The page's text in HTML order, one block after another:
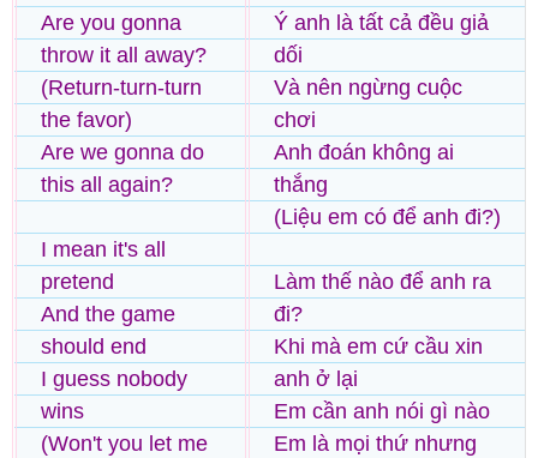
Are you gonna
throw it all away?
(Return-turn-turn
the favor)
Are we gonna do
this all again?
I mean it's all
pretend
And the game
should end
I guess nobody
wins
(Won't you let me
Ý anh là tất cả đều giả
dối
Và nên ngừng cuộc
chơi
Anh đoán không ai
thắng
(Liệu em có để anh đi?)
Làm thế nào để anh ra
đi?
Khi mà em cứ cầu xin
anh ở lại
Em cần anh nói gì nào
Em là mọi thứ nhưng